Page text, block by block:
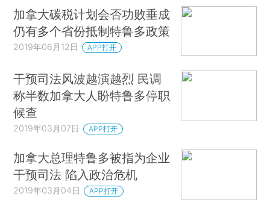
加拿大碳税计划会否功败垂成
仍有多个省份抵制特鲁多政策
2019年06月12日 APP打开
干预司法风波越演越烈 民调
称半数加拿大人盼特鲁多停职
候查
2019年03月07日 APP打开
加拿大总理特鲁多被指为企业
干预司法 陷入政治危机
2019年03月04日 APP打开